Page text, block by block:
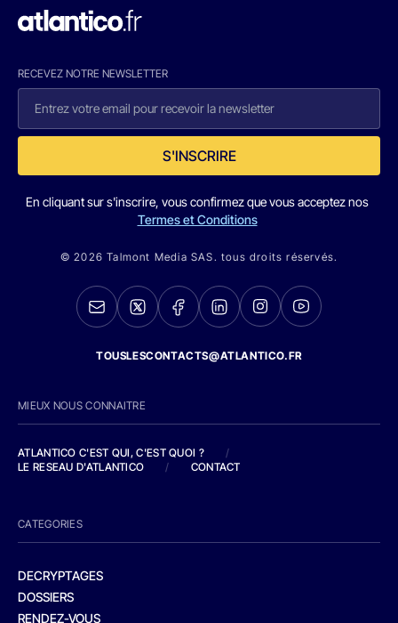
RECEVEZ NOTRE NEWSLETTER
S'INSCRIRE
En cliquant sur s'inscrire, vous confirmez que vous acceptez nos
Termes et Conditions
© 2026 Talmont Media SAS. tous droits réservés.
TOUSLESCONTACTS@ATLANTICO.FR
MIEUX NOUS CONNAITRE
ATLANTICO C'EST QUI, C'EST QUOI ?
/
LE RESEAU D'ATLANTICO
/ CONTACT
CATEGORIES
DECRYPTAGES
DOSSIERS
RENDEZ-VOUS